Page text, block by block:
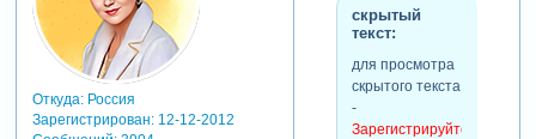
Откуда:Россия
Зарегистрирован: 12-12-2012
скрытый
текст:
для просмотра
скрытого текста
-
Зарегистрируйтесь,